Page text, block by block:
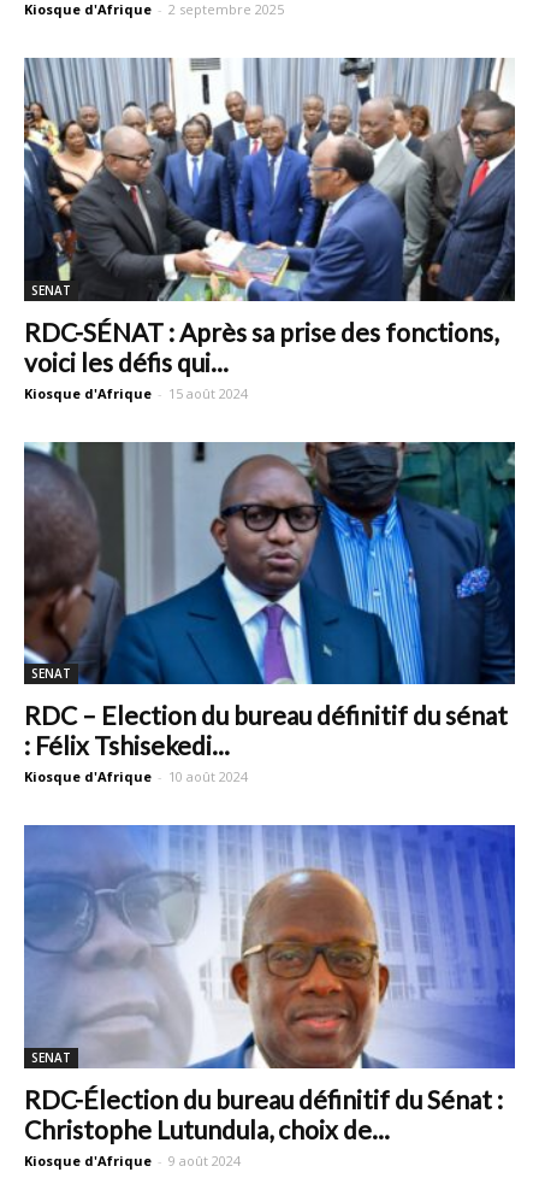
Kiosque d'Afrique - 2 septembre 2025
SENAT
RDC-SÉNAT : Après sa prise des fonctions,
voici les défis qui...
Kiosque d'Afrique - 15 août 2024
SENAT
RDC – Election du bureau définitif du sénat
: Félix Tshisekedi...
Kiosque d'Afrique - 10 août 2024
SENAT
RDC-Élection du bureau définitif du Sénat :
Christophe Lutundula, choix de...
Kiosque d'Afrique - 9 août 2024